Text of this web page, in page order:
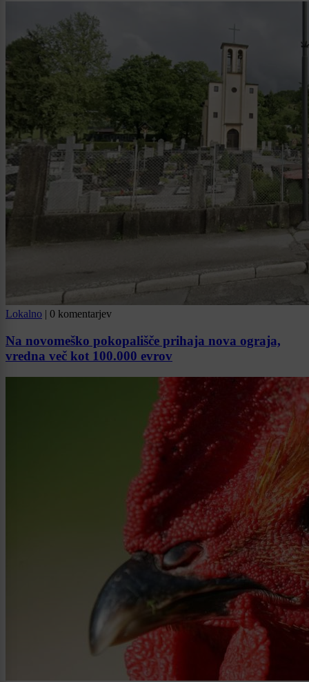
Lokalno | 0 komentarjev
Na novomeško pokopališče prihaja nova ograja,
vredna več kot 100.000 evrov